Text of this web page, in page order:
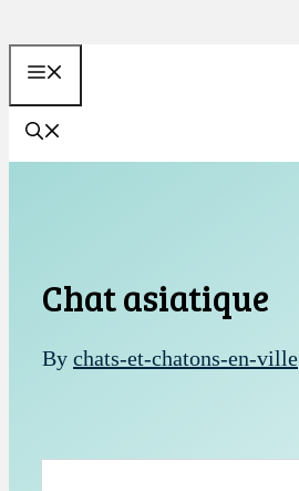
Aller
Chat asiatique
By chats-et-chatons-en-ville